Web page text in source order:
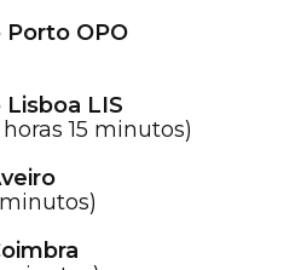
OPO
LIS
15 minutos)